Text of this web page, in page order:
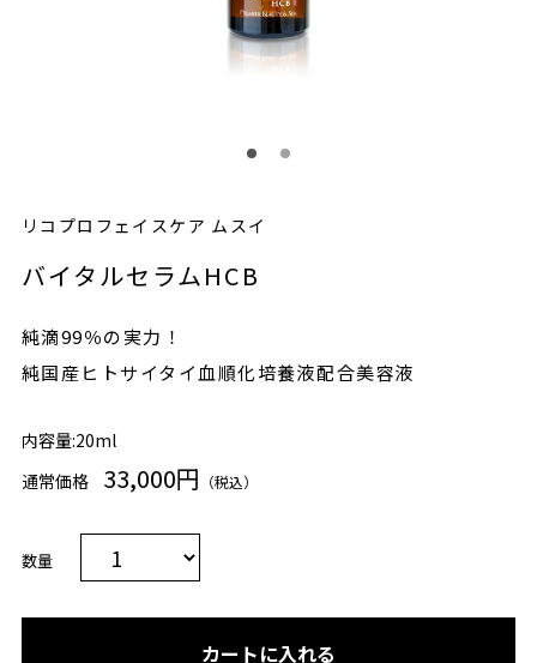
リコプロフェイスケア ムスイ
バイタルセラムHCB
純滴99％の実力！
純国産ヒトサイタイ血順化培養液配合美容液
内容量:20ml
通常価格
33,000円 （税込）
数量
カートに入れる